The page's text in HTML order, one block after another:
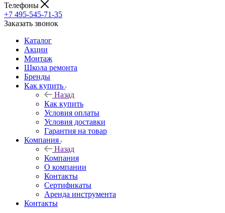
Телефоны
+7 495-545-71-35
Заказать звонок
Каталог
Акции
Монтаж
Школа ремонта
Бренды
Как купить
Назад
Как купить
Условия оплаты
Условия доставки
Гарантия на товар
Компания
Назад
Компания
О компании
Контакты
Сертификаты
Аренда инструмента
Контакты